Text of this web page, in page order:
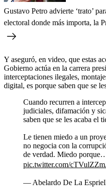
Gustavo Petro advierte ‘trato’
electoral donde más importa, la
Y aseguró, en video, que estas
Gobierno actúa en la carrera
interceptaciones ilegales,
digital, es porque saben que se
Cuando recurren a
judiciales, difamación y
saben que se les acaba el
Le tienen miedo a un
no negocia con la
de verdad. Miedo
pic.twitter.com/
— Abelardo De La